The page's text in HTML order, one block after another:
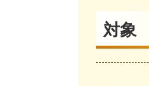
対象